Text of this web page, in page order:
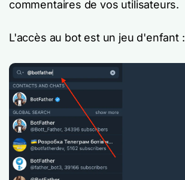
commentaires de vos utilisateurs.
L'accès au bot est un jeu d'enfant :